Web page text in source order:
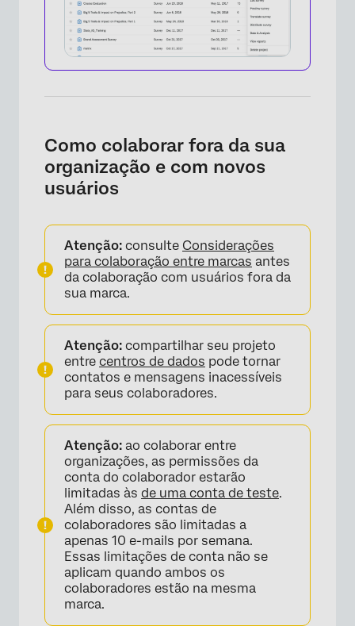
Como colaborar fora da sua
organização e com novos
usuários
Atenção: consulte Considerações
para colaboração entre marcas antes
da colaboração com usuários fora da
sua marca.
Atenção: compartilhar seu projeto
entre centros de dados pode tornar
contatos e mensagens inacessíveis
para seus colaboradores.
Atenção: ao colaborar entre
organizações, as permissões da
conta do colaborador estarão
limitadas às de uma conta de teste.
Além disso, as contas de
colaboradores são limitadas a
apenas 10 e-mails por semana.
Essas limitações de conta não se
aplicam quando ambos os
colaboradores estão na mesma
marca.